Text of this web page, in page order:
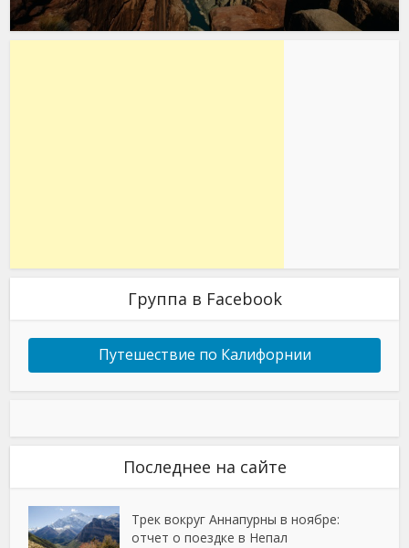
Группа в Facebook
Путешествие по Калифорнии
Последнее на сайте
Трек вокруг Аннапурны в ноябре:
отчет о поездке в Непал